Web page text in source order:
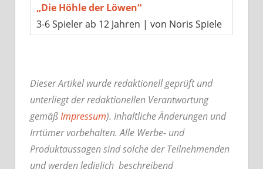
„Die Höhle der Löwen“
3-6 Spieler ab 12 Jahren | von Noris Spiele
Dieser Artikel wurde redaktionell geprüft und
unterliegt der redaktionellen Verantwortung
gemäßImpressum). Inhaltliche Änderungen und
Irrtümer vorbehalten. Alle Werbe- und
Produktaussagen sind solche der Teilnehmenden
und werden lediglich beschreibend